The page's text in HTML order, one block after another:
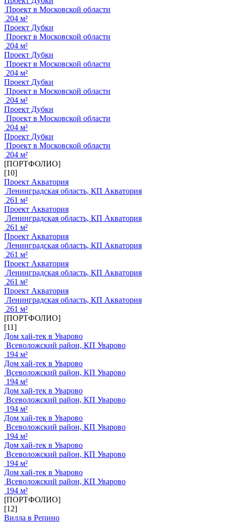
Проект в Московской области
204 м²
Проект Дубки
Проект в Московской области
204 м²
Проект Дубки
Проект в Московской области
204 м²
Проект Дубки
Проект в Московской области
204 м²
Проект Дубки
Проект в Московской области
204 м²
Проект Дубки
Проект в Московской области
204 м²
[ПОРТФОЛИО]
[10]
Проект Акватория
Ленинградская область, КП Акватория
261 м²
Проект Акватория
Ленинградская область, КП Акватория
261 м²
Проект Акватория
Ленинградская область, КП Акватория
261 м²
Проект Акватория
Ленинградская область, КП Акватория
261 м²
Проект Акватория
Ленинградская область, КП Акватория
261 м²
[ПОРТФОЛИО]
[11]
Дом хай-тек в Уварово
Всеволожский район, КП Уварово
194 м²
Дом хай-тек в Уварово
Всеволожский район, КП Уварово
194 м²
Дом хай-тек в Уварово
Всеволожский район, КП Уварово
194 м²
Дом хай-тек в Уварово
Всеволожский район, КП Уварово
194 м²
Дом хай-тек в Уварово
Всеволожский район, КП Уварово
194 м²
Дом хай-тек в Уварово
Всеволожский район, КП Уварово
194 м²
[ПОРТФОЛИО]
[12]
Вилла в Репино